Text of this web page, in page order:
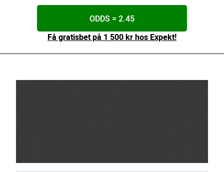
ODDS = 2.45
Få gratisbet på 1 500 kr hos Expekt!